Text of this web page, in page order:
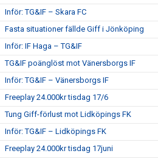
Inför: TG&IF – Skara FC
Fasta situationer fällde Giff i Jönköping
Inför: IF Haga – TG&IF
TG&IF poänglöst mot Vänersborgs IF
Inför: TG&IF – Vänersborgs IF
Freeplay 24.000kr tisdag 17/6
Tung Giff-förlust mot Lidköpings FK
Inför: TG&IF – Lidköpings FK
Freeplay 24.000kr tisdag 17juni